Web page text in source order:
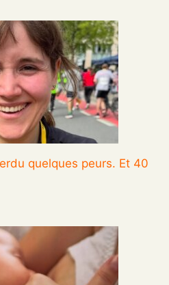
quelques peurs. Et 40